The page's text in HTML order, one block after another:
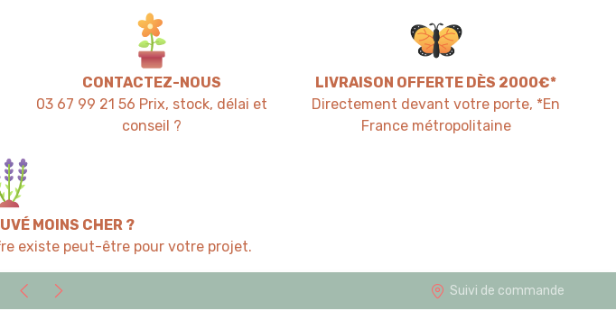
CONTACTEZ-NOUS
03 67 99 21 56 Prix, stock, délai et
conseil ?
LIVRAISON OFFERTE DÈS 2000€*
Directement devant votre porte, *En
France métropolitaine
MOINS CHER ?
existe peut-être pour votre projet.
Suivi de commande